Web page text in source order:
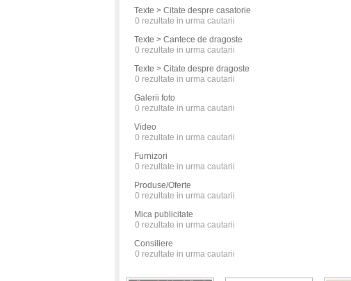
Texte > Citate despre casatorie
0 rezultate in urma cautarii
Texte > Cantece de dragoste
0 rezultate in urma cautarii
Texte > Citate despre dragoste
0 rezultate in urma cautarii
Galerii foto
0 rezultate in urma cautarii
Video
0 rezultate in urma cautarii
Furnizori
0 rezultate in urma cautarii
Produse/Oferte
0 rezultate in urma cautarii
Mica publicitate
0 rezultate in urma cautarii
Consiliere
0 rezultate in urma cautarii